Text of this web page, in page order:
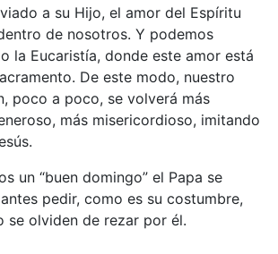
a su Hijo, el amor del Espíritu
de nosotros. Y podemos
la Eucaristía, donde este amor está
De este modo, nuestro
poco a poco, se volverá más
más misericordioso, imitando
un “buen domingo” el Papa se
pedir, como es su costumbre,
se olviden de rezar por él.